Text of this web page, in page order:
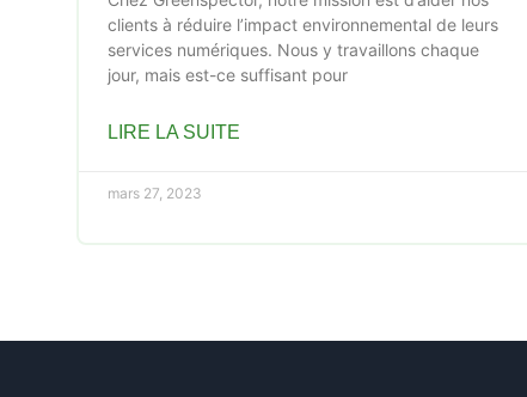
clients à réduire l’impact environnemental de leurs
services numériques. Nous y travaillons chaque
jour, mais est-ce suffisant pour
LIRE LA SUITE
mars 27, 2023